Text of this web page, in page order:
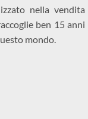
nella vendita
ben 15 anni
mondo.